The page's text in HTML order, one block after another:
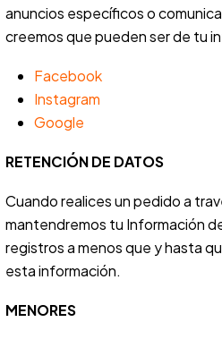
anuncios específicos o
creemos que pueden ser de tu
Facebook
Instagram
Google
RETENCIÓN DE DATOS
Cuando realices un pedido a
mantendremos tu Información
registros a menos que y hasta
esta información.
MENORES